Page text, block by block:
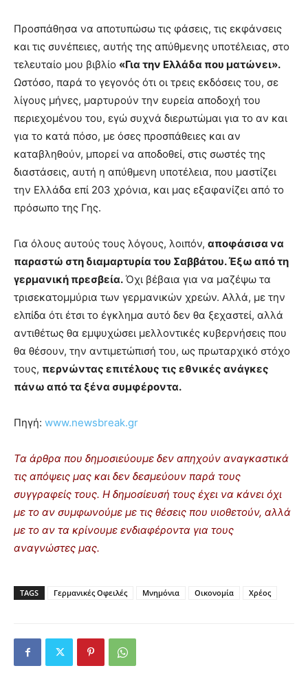
Προσπάθησα να αποτυπώσω τις φάσεις, τις εκφάνσεις
και τις συνέπειες, αυτής της απύθμενης υποτέλειας, στο
τελευταίο μου βιβλίο «Για την Ελλάδα που ματώνει».
Ωστόσο, παρά το γεγονός ότι οι τρεις εκδόσεις του, σε
λίγους μήνες, μαρτυρούν την ευρεία αποδοχή του
περιεχομένου του, εγώ συχνά διερωτώμαι για το αν και
για το κατά πόσο, με όσες προσπάθειες και αν
καταβληθούν, μπορεί να αποδοθεί, στις σωστές της
διαστάσεις, αυτή η απύθμενη υποτέλεια, που μαστίζει
την Ελλάδα επί 203 χρόνια, και μας εξαφανίζει από το
πρόσωπο της Γης.
Για όλους αυτούς τους λόγους, λοιπόν, αποφάσισα να
παραστώ στη διαμαρτυρία του Σαββάτου. Έξω από τη
γερμανική πρεσβεία. Όχι βέβαια για να μαζέψω τα
τρισεκατομμύρια των γερμανικών χρεών. Αλλά, με την
ελπίδα ότι έτσι το έγκλημα αυτό δεν θα ξεχαστεί, αλλά
αντιθέτως θα εμψυχώσει μελλοντικές κυβερνήσεις που
θα θέσουν, την αντιμετώπισή του, ως πρωταρχικό στόχο
τους, περνώντας επιτέλους τις εθνικές ανάγκες
πάνω από τα ξένα συμφέροντα.
Πηγή: www.newsbreak.gr
Τα άρθρα που δημοσιεύουμε δεν απηχούν αναγκαστικά
τις απόψεις μας και δεν δεσμεύουν παρά τους
συγγραφείς τους. Η δημοσίευσή τους έχει να κάνει όχι
με το αν συμφωνούμε με τις θέσεις που υιοθετούν, αλλά
με το αν τα κρίνουμε ενδιαφέροντα για τους
αναγνώστες μας.
TAGS Γερμανικές Οφειλές Μνημόνια Οικονομία Χρέος